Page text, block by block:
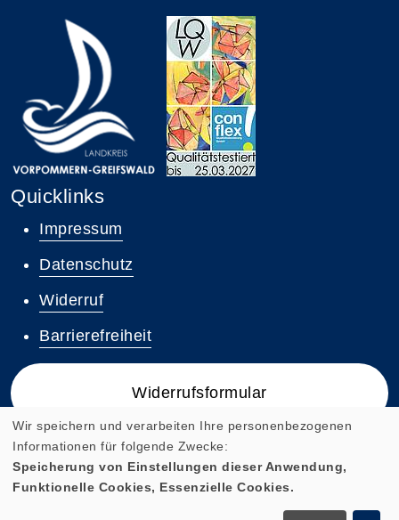
Quicklinks
Impressum
Datenschutz
Widerruf
Barrierefreiheit
Widerrufsformular
Cookie Einstellungen
Wir speichern und verarbeiten Ihre personenbezogenen
Informationen für folgende Zwecke:
Speicherung von Einstellungen dieser Anwendung,
Funktionelle Cookies, Essenzielle Cookies.